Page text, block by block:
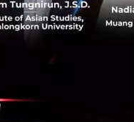
–
ดับขีดความ
ตรีว่าการ
ข้อ “ฝ่าวิกฤติ